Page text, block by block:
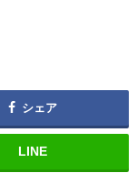
シェア